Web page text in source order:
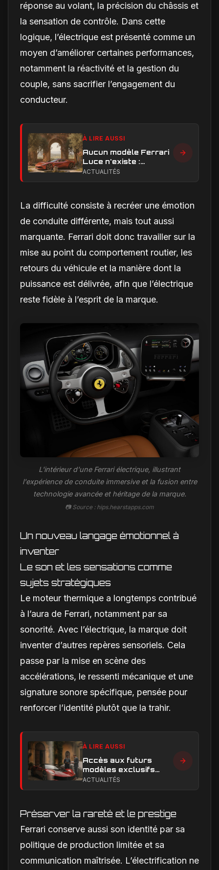
réponse au volant, la précision du châssis et
la sensation de contrôle. Dans cette
logique, l’électrique est présenté comme un
moyen d’améliorer certaines performances,
notamment la réactivité et la gestion du
couple, sans sacrifier l’engagement du
conducteur.
À LIRE AUSSI
Aucun modèle Ferrari
Luce n'existe :
clarification sur les
ACTUALITÉS
La difficulté consiste à recréer une émotion
de conduite différente, mais tout aussi
marquante. Ferrari doit donc travailler sur la
mise au point du comportement routier, les
retours du véhicule et la manière dont la
puissance est délivrée, afin que l’électrique
reste fidèle à l’esprit de la marque.
L'intérieur d'une Ferrari électrique, illustrant
l'expérience de conduite immersive et la fusion entre
technologie avancée et héritage de la marque.
📷 Source : hips.hearstapps.com
Un nouveau langage émotionnel à
inventer
Le son et les sensations comme
sujets stratégiques
Le moteur thermique a longtemps contribué
à l’aura de Ferrari, notamment par sa
sonorité. Avec l’électrique, la marque doit
inventer d’autres repères sensoriels. Cela
passe par la mise en scène des
accélérations, le ressenti mécanique et une
signature sonore spécifique, pensée pour
renforcer l’identité plutôt que la trahir.
À LIRE AUSSI
Accès aux futurs
modèles exclusifs
Ferrari : l'achat
ACTUALITÉS
Préserver la rareté et le prestige
Ferrari conserve aussi son identité par sa
politique de production limitée et sa
communication maîtrisée. L’électrification ne